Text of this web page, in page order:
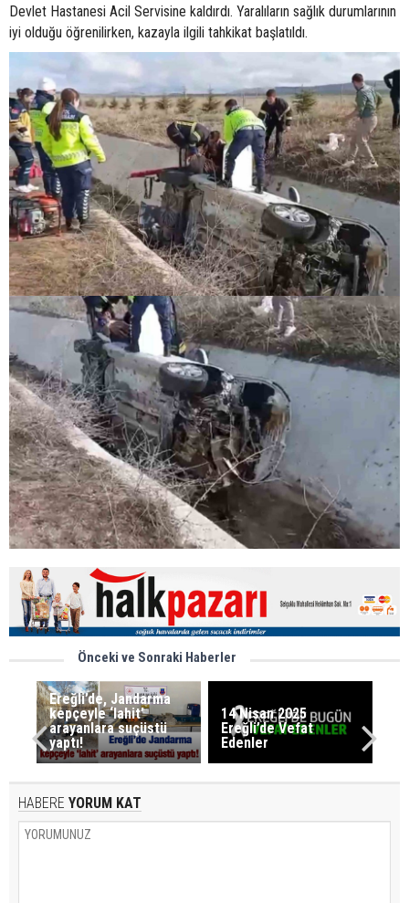
Devlet Hastanesi Acil Servisine kaldırdı. Yaralıların sağlık durumlarının
iyi olduğu öğrenilirken, kazayla ilgili tahkikat başlatıldı.
Önceki ve Sonraki Haberler
Ereğli’de, Jandarma
kepçeyle ‘lahit’
arayanlara suçüstü
yaptı!
14 Nisan 2025
Ereğli’de Vefat
Edenler
HABERE YORUM KAT